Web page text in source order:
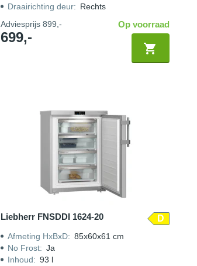
Draairichting deur: Rechts
Adviesprijs899,-
699,-
Op voorraad
Liebherr FNSDDI 1624-20 D
Afmeting HxBxD: 85x60x61 cm
No Frost: Ja
Inhoud: 93 l